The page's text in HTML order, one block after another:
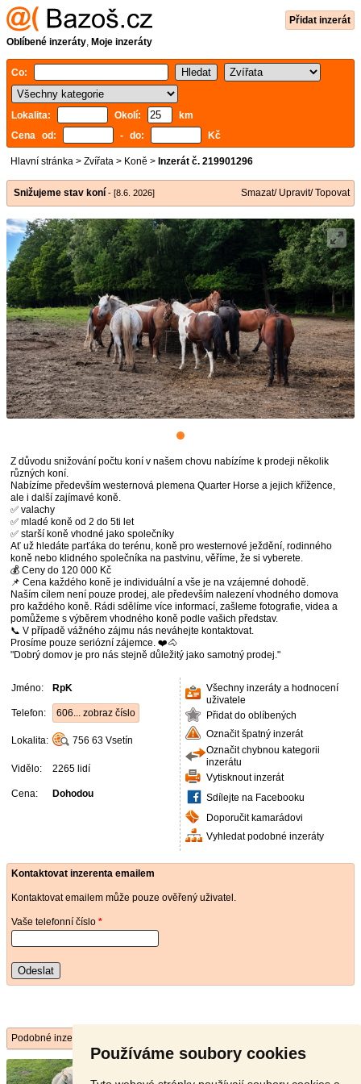
Používáme soubory cookies
Přidat inzerát
Oblíbené inzeráty, Moje inzeráty
Co:
Lokalita: Okolí:
km
Cena od:
- do: Kč
Hlavní stránka > Zvířata > Koně > Inzerát č. 219901296
Snižujeme stav koní - [8.6. 2026] Smazat/ Upravit/ Topovat
Z důvodu snižování počtu koní v našem chovu nabízíme k prodeji několik
různých koní.
Nabízíme především westernová plemena Quarter Horse a jejich křížence,
ale i další zajímavé koně.
✅ valachy
✅ mladé koně od 2 do 5ti let
✅ starší koně vhodné jako společníky
Ať už hledáte parťáka do terénu, koně pro westernové ježdění, rodinného
koně nebo klidného společníka na pastvinu, věříme, že si vyberete.
💰 Ceny do 120 000 Kč
📌 Cena každého koně je individuální a vše je na vzájemné dohodě.
Naším cílem není pouze prodej, ale především nalezení vhodného domova
pro každého koně. Rádi sdělíme více informací, zašleme fotografie, videa a
pomůžeme s výběrem vhodného koně podle vašich představ.
📞 V případě vážného zájmu nás neváhejte kontaktovat.
Prosíme pouze seriózní zájemce. ❤️🐴
"Dobrý domov je pro nás stejně důležitý jako samotný prodej."
Jméno: RpK
Telefon: 606... zobraz číslo
Lokalita: 756 63 Vsetín
Vidělo: 2265 lidí
Cena: Dohodou
Všechny inzeráty a hodnocení
uživatele
Přidat do oblíbených
Označit špatný inzerát
Označit chybnou kategorii
inzerátu
Vytisknout inzerát
Sdílejte na Facebooku
Doporučit kamarádovi
Vyhledat podobné inzeráty
Kontaktovat inzerenta emailem
Kontaktovat emailem může pouze ověřený uživatel.
Vaše telefonní číslo *
Odeslat
Podobné inzeráty
Prodám fjordské koně s PP zaps ...- [1.7. 2026]
Prodám rok a půl letého valacha a letošního